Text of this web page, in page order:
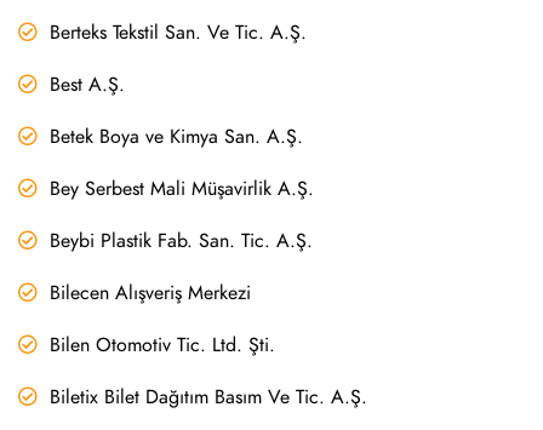
Berteks Tekstil San. Ve Tic. A.Ş.
Best A.Ş.
Betek Boya ve Kimya San. A.Ş.
Bey Serbest Mali Müşavirlik A.Ş.
Beybi Plastik Fab. San. Tic. A.Ş.
Bilecen Alışveriş Merkezi
Bilen Otomotiv Tic. Ltd. Şti.
Biletix Bilet Dağıtım Basım Ve Tic. A.Ş.